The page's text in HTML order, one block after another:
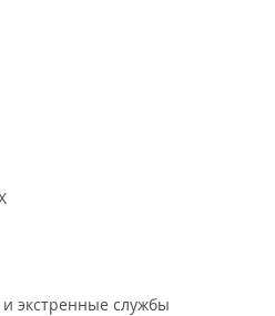
экстренные службы